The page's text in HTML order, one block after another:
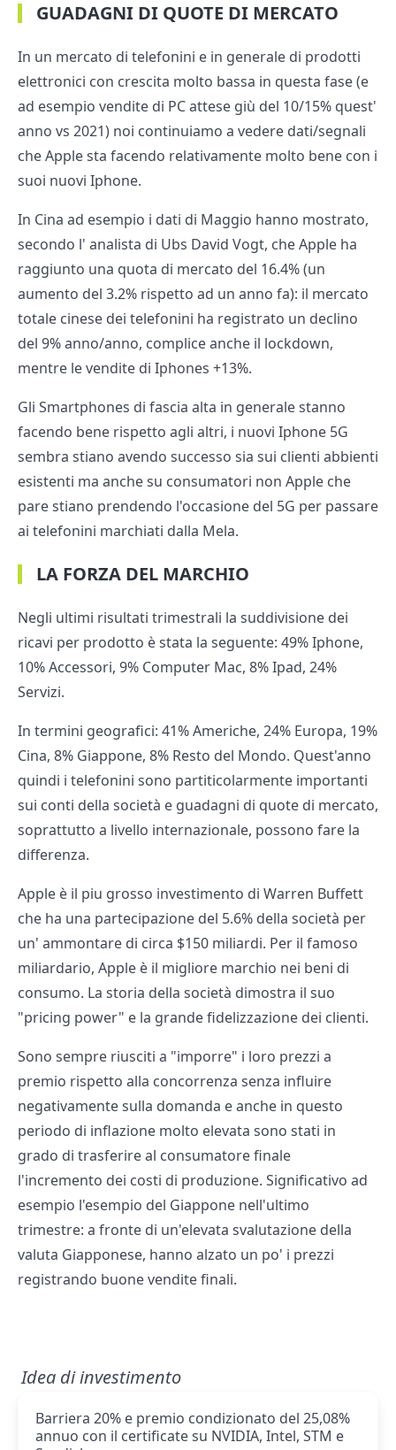
GUADAGNI DI QUOTE DI MERCATO
In un mercato di telefonini e in generale di prodotti
elettronici con crescita molto bassa in questa fase (e
ad esempio vendite di PC attese giù del 10/15% quest'
anno vs 2021) noi continuiamo a vedere dati/segnali
che Apple sta facendo relativamente molto bene con i
suoi nuovi Iphone.
In Cina ad esempio i dati di Maggio hanno mostrato,
secondo l' analista di Ubs David Vogt, che Apple ha
raggiunto una quota di mercato del 16.4% (un
aumento del 3.2% rispetto ad un anno fa): il mercato
totale cinese dei telefonini ha registrato un declino
del 9% anno/anno, complice anche il lockdown,
mentre le vendite di Iphones +13%.
Gli Smartphones di fascia alta in generale stanno
facendo bene rispetto agli altri, i nuovi Iphone 5G
sembra stiano avendo successo sia sui clienti abbienti
esistenti ma anche su consumatori non Apple che
pare stiano prendendo l'occasione del 5G per passare
ai telefonini marchiati dalla Mela.
LA FORZA DEL MARCHIO
Negli ultimi risultati trimestrali la suddivisione dei
ricavi per prodotto è stata la seguente: 49% Iphone,
10% Accessori, 9% Computer Mac, 8% Ipad, 24%
Servizi.
In termini geografici: 41% Americhe, 24% Europa, 19%
Cina, 8% Giappone, 8% Resto del Mondo. Quest'anno
quindi i telefonini sono partiticolarmente importanti
sui conti della società e guadagni di quote di mercato,
soprattutto a livello internazionale, possono fare la
differenza.
Apple è il piu grosso investimento di Warren Buffett
che ha una partecipazione del 5.6% della società per
un' ammontare di circa $150 miliardi. Per il famoso
miliardario, Apple è il migliore marchio nei beni di
consumo. La storia della società dimostra il suo
"pricing power" e la grande fidelizzazione dei clienti.
Sono sempre riusciti a "imporre" i loro prezzi a
premio rispetto alla concorrenza senza influire
negativamente sulla domanda e anche in questo
periodo di inflazione molto elevata sono stati in
grado di trasferire al consumatore finale
l'incremento dei costi di produzione. Significativo ad
esempio l'esempio del Giappone nell'ultimo
trimestre: a fronte di un'elevata svalutazione della
valuta Giapponese, hanno alzato un po' i prezzi
registrando buone vendite finali.
Idea di investimento
Barriera 20% e premio condizionato del 25,08%
annuo con il certificate su NVIDIA, Intel, STM e